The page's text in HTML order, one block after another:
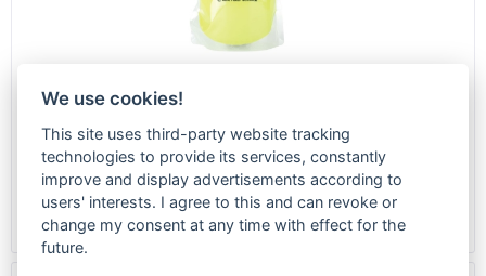
Banana Smoothy | 1000 ml
Inhalt1 Liter
11,90 € * 29,90 € *
Merken
We use cookies!
This site uses third-party website tracking
technologies to provide its services, constantly
improve and display advertisements according to
users' interests. I agree to this and can revoke or
change my consent at any time with effect for the
future.